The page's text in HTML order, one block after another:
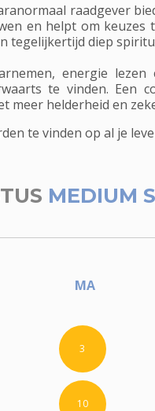
raadgever
en helpt om
tegelijkertijd diep
energie
te vinden. Een
meer helderheid en
te vinden op al je
MEDIUM
MA
3
10